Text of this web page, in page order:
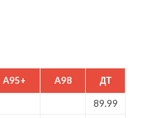
A95+ A98 ДТ
89.99